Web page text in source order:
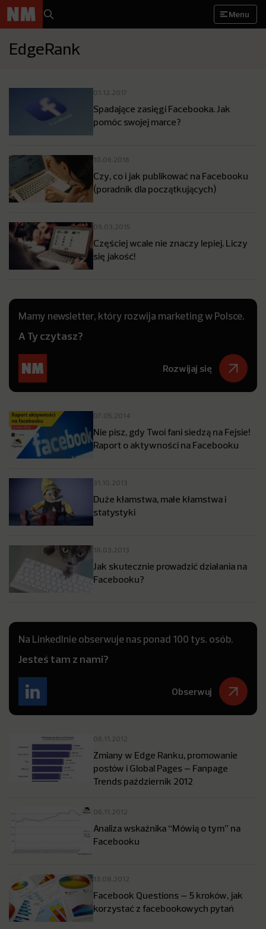
Menu
EdgeRank
01.12.2017
Spadające zasięgi Facebooka. Jak
pomóc swojej marce?
10.06.2016
Czy, co i jak publikować na Facebooku
(poradnik dla początkujących)
09.03.2015
Częściej wcale nie znaczy lepiej. Liczy
się jakość!
Mamy newsletter, który rozwija marketing w Polsce.
A Ty czytasz?
Rozwijaj się
07.05.2014
Nie pisz, gdy Twoi fani siedzą na Fejsie!
Raport o aktywności na Facebooku
31.10.2013
Duże kłamstwa, małe kłamstwa i
statystyki
18.03.2013
Jak skutecznie prowadzić działania na
Facebooku?
Na LinkedInie obserwuje nas ponad 100 tys. osób.
Jesteś tam z nami?
Obserwuj
06.11.2012
Zmiany w Edge Ranku, promowanie
postów i Global Pages – Fanpage
Trends październik 2012
06.11.2012
Analiza wskaźnika “Mówią o tym” na
Facebooku
13.08.2012
Facebook Questions – 5 kroków, jak
korzystać z facebookowych pytań